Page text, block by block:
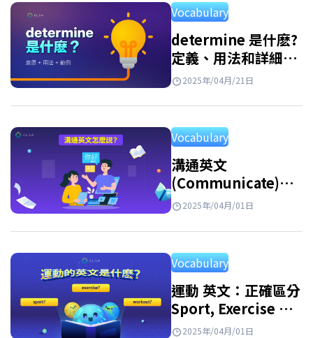
Vocabulary
determine 是什麽?
定義、用法和詳細例
子2025年/04月/21日
Vocabulary
溝通英文
(Communicate)：
發音、意思、用法、
2025年/04月/01日
Vocabulary
運動 英文：正確區分
Sport, Exercise 和
Workout
2025年/04月/01日